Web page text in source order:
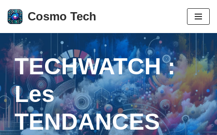
Aller
au
contenu
Cosmo Tech
TECHWATCH :
Les
TENDANCES